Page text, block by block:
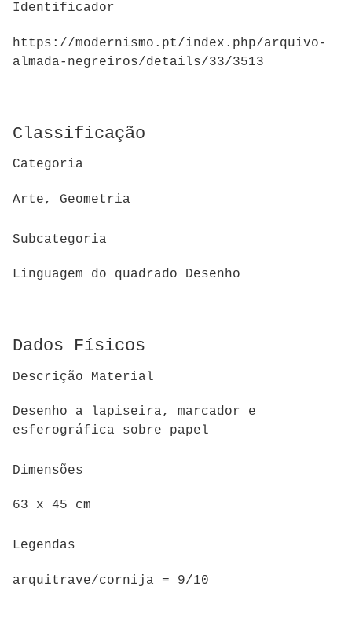
Identificador
https://modernismo.pt/index.php/arquivo-
almada-negreiros/details/33/3513
Classificação
Categoria
Arte, Geometria
Subcategoria
Linguagem do quadrado Desenho
Dados Físicos
Descrição Material
Desenho a lapiseira, marcador e
esferográfica sobre papel
Dimensões
63 x 45 cm
Legendas
arquitrave/cornija = 9/10